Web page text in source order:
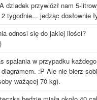
dziadek przywiózł nam 5-
tygodnie... jedząc dosłownie
odnosi się do jakiej ilości?
spalania w przypadku
diagramem. :P Ale nie bierz
ważącej 70 kg).